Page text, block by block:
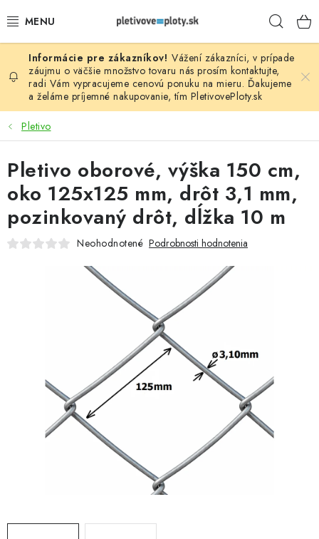
na
PLOTOVÉ PANELY
PLETIVO
STĹPIKY
PODHRABOVÉ DOSKY
BRÁNY A BRÁNKY
GABIÓNY (PLOTY, KOŠE)
BETÓNOVÉ PLOTY
AKCIA - MIERNE POŠKODENÝ TOVAR
Vážení zákazníci, v prípade
záujmu o väčšie množstvo tovaru nás prosím kontaktujte,
radi Vám vypracujeme cenovú ponuku na mieru. Ďakujeme
a želáme príjemné nakupovanie, tím PletivovePloty.sk
Pletivo
Pletivo oborové, výška 150 cm,
oko 125x125 mm, drôt 3,1 mm,
pozinkovaný drôt, dĺžka 10 m
Neohodnotené Podrobnosti hodnotenia